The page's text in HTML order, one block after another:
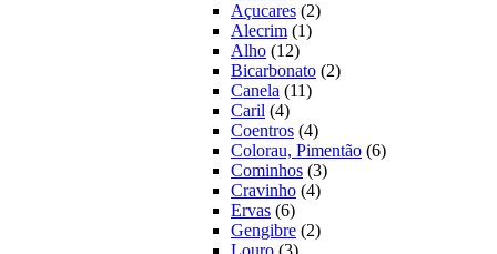
produtos
Açucares 22
Alecrim 11
Alho 1212
produtos
Bicarbonato 22
Canela 1111
Caril 44
produtos
Coentros 44
produtos
Colorau, Pimentão 66
Cominhos 33
Cravinho 44
Ervas 66
produtos
Gengibre 22
Louro 33